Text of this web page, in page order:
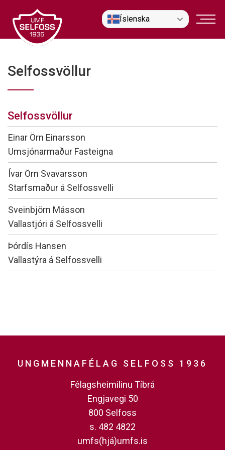
efni
Íslenska
Selfossvöllur
Selfossvöllur
Nafn
Einar Örn Einarsson
Starfsheiti
Umsjónarmaður Fasteigna
Nafn
Ívar Örn Svavarsson
Starfsheiti
Starfsmaður á Selfossvelli
Nafn
Sveinbjörn Másson
Starfsheiti
Vallastjóri á Selfossvelli
Nafn
Þórdís Hansen
Starfsheiti
Vallastýra á Selfossvelli
UNGMENNAFÉLAG SELFOSS 1936
Félagsheimilinu Tíbrá
Engjavegi 50
800 Selfoss
s. 482 4822
umfs(hjá)umfs.is